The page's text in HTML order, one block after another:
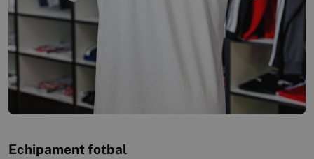
Echipament fotbal